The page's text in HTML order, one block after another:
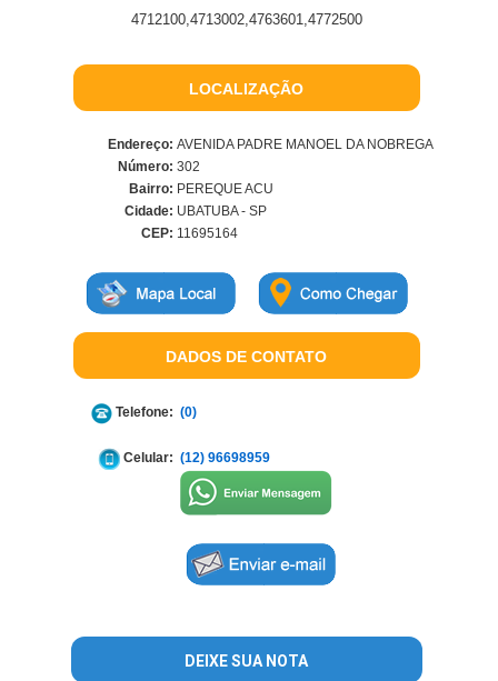
4712100,4713002,4763601,4772500
LOCALIZAÇÃO
Endereço: AVENIDA PADRE MANOEL DA NOBREGA
Número: 302
Bairro: PEREQUE ACU
Cidade: UBATUBA - SP
CEP: 11695164
DADOS DE CONTATO
Telefone: (0)
Celular: (12) 96698959
DEIXE SUA NOTA